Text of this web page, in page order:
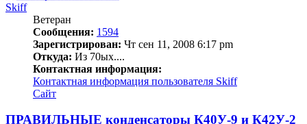
Skiff
Ветеран
Сообщения: 1594
Зарегистрирован: Чт сен 11, 2008 6:17 pm
Откуда: Из 70ых....
Контактная информация:
Контактная информация пользователя Skiff
Сайт
ПРАВИЛЬНЫЕ конденсаторы К40У-9 и К42У-2